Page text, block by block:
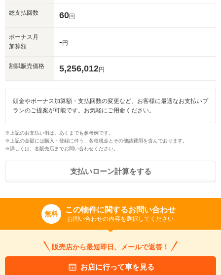
総支払回数 60回
ボーナス月
加算額
-円
割賦販売価格 5,256,012円
頭金やボーナス加算額・支払回数の変更など、お客様に最適なお支払いプ
ランのご提案が可能です。お気軽にご用命ください。
※上記のお支払い例は、あくまでも参考例です。
※上記の金額には購入・登録に伴う、各種税金とその他諸費用を含んでおります。
※詳しくは、各販売店までお問い合わせください。
支払いローン計算をする
無料 この物件に関するお問い合わせ
お問い合わせの内容を選択してください
販売店から最短即日、メールで返答！
お店に行って車を見る
入力途中の情報を保存しますか？
※次回問い合わせをする際に自動入力されます
いいえ